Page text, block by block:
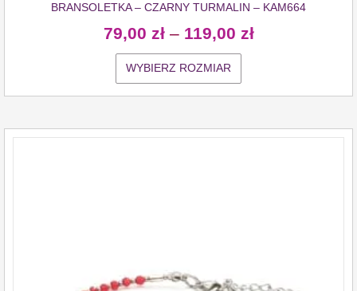
BRANSOLETKA – CZARNY TURMALIN – KAM664
79,00 zł – 119,00 zł
WYBIERZ ROZMIAR